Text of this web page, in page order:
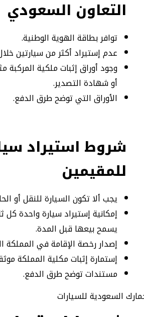
التعاون السعودي
توافر بطاقة الهوية الوطنية.
عدم إستيراد أكثر من سيارتين
وجود أوراق إثبات ملكية المركبة
أو شهادة التصدير.
الأوراق التي توضح طرق الدفع.
شروط استيراد
للمقيمين
يجب ألا تكون السيارة للنقل أو
إمكانية إستيراد سيارة واحدة كل
يسمح بيعها قبل المدة.
إصدار رخصة الإقامة في المملكة
إستمارة إثبات مكلية المملكة
مستندات توضح طرق الدفع.